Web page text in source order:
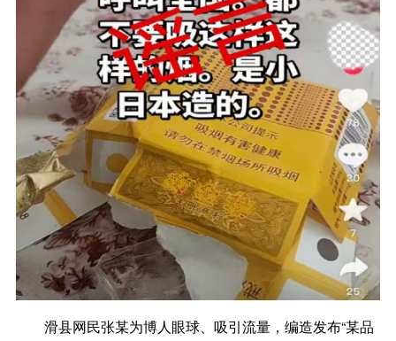
滑县网民张某为博人眼球、吸引流量，编造发布“某品